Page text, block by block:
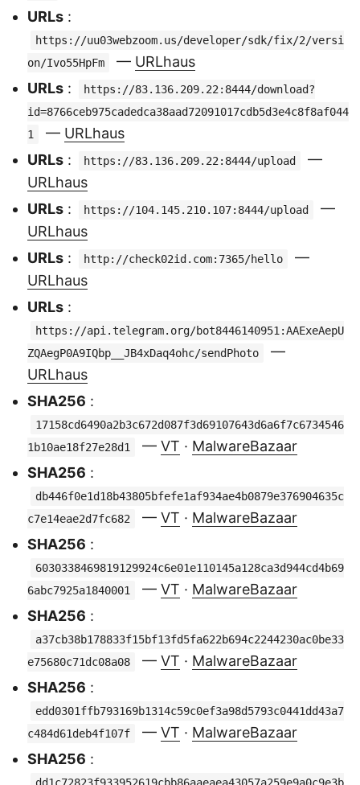
URLs :
https://uu03webzoom.us/developer/sdk/fix/2/versi
on/Ivo55HpFm
— URLhaus
URLs :
https://83.136.209.22:8444/download?
id=8766ceb975cadedca38aad72091017cdb5d3e4c8f8af044
1
— URLhaus
URLs : https://83.136.209.22:8444/upload
—
URLhaus
URLs : https://104.145.210.107:8444/upload
—
URLhaus
URLs : http://check02id.com:7365/hello
—
URLhaus
URLs :
https://api.telegram.org/bot8446140951:AAExeAepU
ZQAegP0A9IQbp__JB4xDaq4ohc/sendPhoto
—
URLhaus
SHA256 :
17158cd6490a2b3c672d087f3d69107643d6a6f7c6734546
1b10ae18f27e28d1
— VT · MalwareBazaar
SHA256 :
db446f0e1d18b43805bfefe1af934ae4b0879e376904635c
c7e14eae2d7fc682
— VT · MalwareBazaar
SHA256 :
6030338469819129924c6e01e110145a128ca3d944cd4b69
6abc7925a1840001
— VT · MalwareBazaar
SHA256 :
a37cb38b178833f15bf13fd5fa622b694c2244230ac0be33
e75680c71dc08a08
— VT · MalwareBazaar
SHA256 :
edd0301ffb793169b1314c59c0ef3a98d5793c0441dd43a7
c484d61deb4f107f
— VT · MalwareBazaar
SHA256 :